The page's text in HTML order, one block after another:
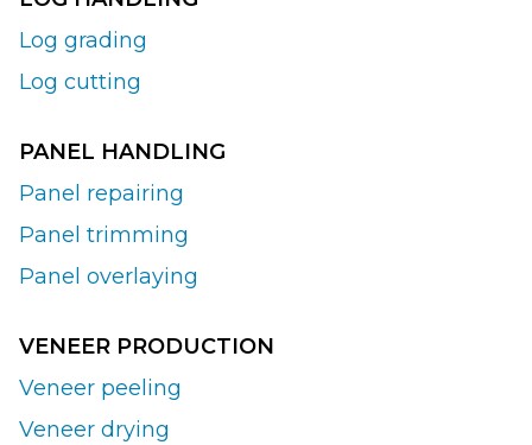
Log grading
Log cutting
PANEL HANDLING
Panel repairing
Panel trimming
Panel overlaying
VENEER PRODUCTION
Veneer peeling
Veneer drying